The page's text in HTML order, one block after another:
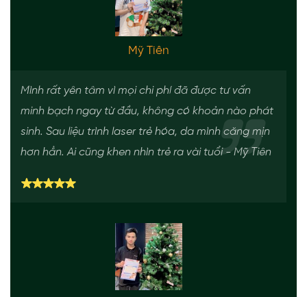
Mỹ Tiên
Mình rất yên tâm vì mọi chi phí đã được tư vấn
minh bạch ngay từ đầu, không có khoản nào phát
sinh. Sau liệu trình laser trẻ hóa, da mình căng mịn
hơn hẳn. Ai cũng khen nhìn trẻ ra vài tuổi - Mỹ Tiên